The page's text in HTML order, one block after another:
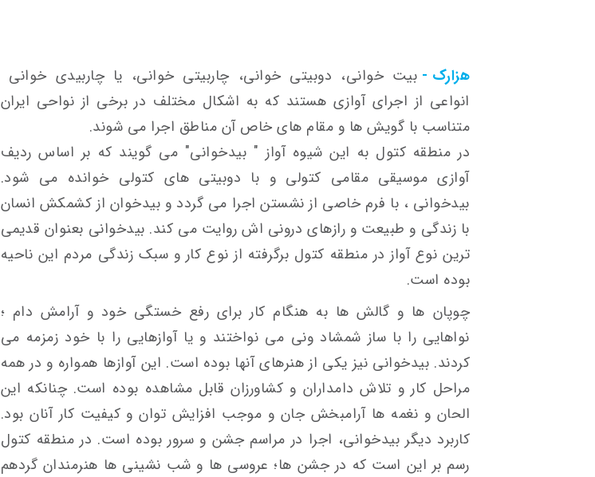
هزارک - بیت خوانی، دوبیتی خوانی، چاربیتی خوانی، یا چاربیدی خوانی
انواعی از اجرای آوازی هستند که به اشکال مختلف در برخی از نواحی ایران
متناسب با گویش ها و مقام های خاص آن مناطق اجرا می شوند‌.
در منطقه کتول به این شیوه آواز " بیدخوانی" می گویند که بر اساس ردیف
آوازی موسیقی مقامی کتولی و با دوبیتی های کتولی خوانده می شود.
بیدخوانی ، با فرم خاصی از نشستن اجرا می گردد و بیدخوان از کشمکش انسان
با زندگی و طبیعت و رازهای درونی اش روایت می کند. بیدخوانی بعنوان قدیمی
ترین نوع آواز در منطقه کتول برگرفته از نوع کار و سبک زندگی مردم این ناحیه
بوده است.
چوپان ها و گالش ها به هنگام کار برای رفع خستگی خود و آرامش دام ؛
نواهایی را با ساز شمشاد ونی می نواختند و یا آوازهایی را با خود زمزمه می
کردند. بیدخوانی نیز یکی از هنرهای آنها بوده است. این آوازها همواره و در همه
مراحل کار و تلاش دامداران و کشاورزان قابل مشاهده بوده است. چنانکه این
الحان و نغمه ها آرامبخش جان و موجب افزایش توان و کیفیت کار آنان بود.
کاربرد دیگر بیدخوانی، اجرا در مراسم جشن و سرور بوده است. در منطقه کتول
رسم بر این است که در جشن ها؛ عروسی ها و شب نشینی ها هنرمندان گردهم